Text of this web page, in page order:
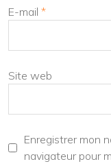
E-mail *
Site web
Enregistrer mon
navigateur pour